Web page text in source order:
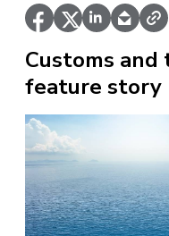
Customs and
feature story